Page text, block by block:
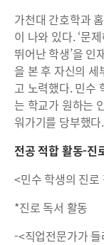
가천대 간호학과
이 나와 있다. ‘문
뛰어난 학생’을 인
을 본 후 자신의 세
고 노력했다. 민수
는 학교가 원하는
워가기를 당부했다.
전공 적합 활동-진
<민수 학생의 진로
*진로 독서 활동
-<직업전문가가